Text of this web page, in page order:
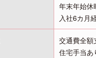
年末年始休
入社6カ月
交通費全額
住宅手当あ